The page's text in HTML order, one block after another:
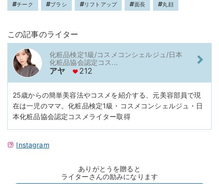
チーク ブラシ リフトアップ 面長 丸顔
この記事のライター
化粧品検定1級/コスメコンシェルジュ/日本
化粧品協会認定コス...
アヤ 212
25歳からの簡単美容法やコスメを紹介する、元美容部員で現
在は一児のママ。化粧品検定1級・コスメコンシェルジュ・日
本化粧品協会認定コスメライター取得
Instagram
ありがとうを贈ると
ライターさんの励みになります